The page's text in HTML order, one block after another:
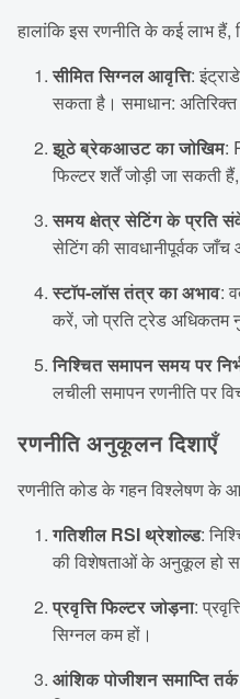
हालांकि इस रणनीति के कई लाभ हैं,
सीमित सिग्नल आवृत्ति:
सकता है। समाधान:
झूठे ब्रेकआउट का जोखिम:
फिल्टर शर्तें जोड़ी जा सकती
समय क्षेत्र सेटिंग के प्रति
सेटिंग की सावधानीपूर्वक
स्टॉप-लॉस तंत्र का अभाव:
करें, जो प्रति ट्रेड अधिकतम
निश्चित समापन समय पर
लचीली समापन रणनीति पर
रणनीति अनुकूलन दिशाएँ
रणनीति कोड के गहन विश्लेषण के
गतिशील RSI थ्रेशोल्ड:
की विशेषताओं के अनुकूल हो
प्रवृत्ति फिल्टर जोड़ना:
सिग्नल कम हों।
आंशिक पोजीशन समाप्ति तर्क